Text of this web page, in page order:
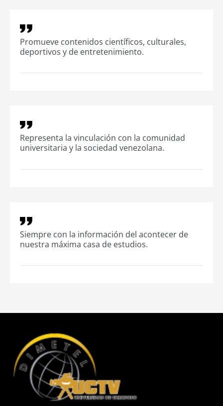
Promueve contenidos científicos, culturales,
deportivos y de entretenimiento.
Representa la vinculación con la comunidad
universitaria y la sociedad venezolana.
Siempre con la información del acontecer de
nuestra máxima casa de estudios.